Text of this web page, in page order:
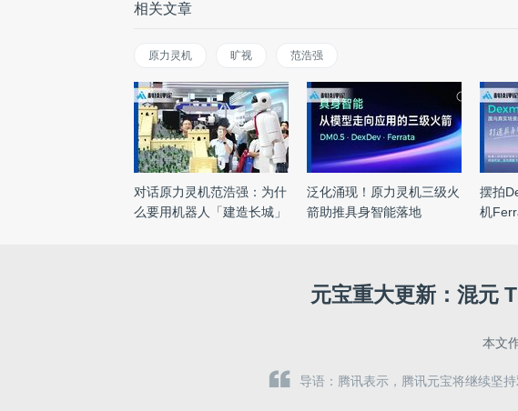
相关文章
原力灵机 旷视 范浩强
对话原力灵机范浩强：为什
么要用机器人「建造长城」
泛化涌现！原力灵机三级火
箭助推具身智能落地
摆拍
机
元宝重大更新：混元
本文
导语：腾讯表示，腾讯元宝将继续坚